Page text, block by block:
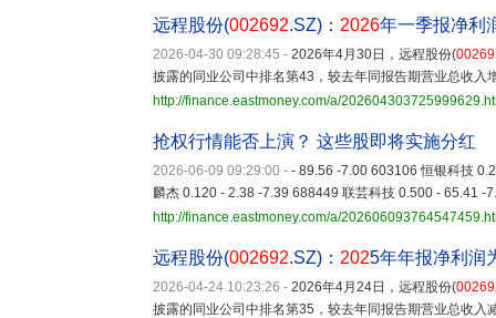
远程股份(002692.SZ)： 2026年一季报净利
2026-04-30 09:28:45 - 2026年4月30日，远程股份(
披露的同业公司中排名第43，较去年同报告期营业总收
http://finance.eastmoney.com/a/
抢权行情能否上演？ 这些股即将实施分红
2026-06-09 09:29:00 - - 89.56 -7.00 603106 恒银科技
麟杰 0.120 - 2.38 -7.39 688449 联芸科技 0.500 - 65.41 -
http://finance.eastmoney.com/a/
远程股份(002692.SZ)： 2025年年报净利润
2026-04-24 10:23:26 - 2026年4月24日，远程股份(
披露的同业公司中排名第35，较去年同报告期营业总收